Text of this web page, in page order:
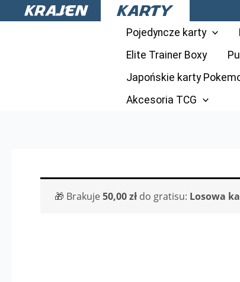
Przejdź
do
Pojedyncze karty
Elite Trainer Boxy
Japońskie karty
Akcesoria TCG
🎁 Brakuje 50,00zł do gratisu: Losowa